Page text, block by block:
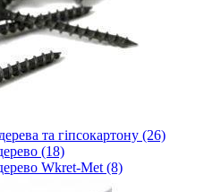
та гіпсокартону (26)
(18)
Wkret-Met (8)